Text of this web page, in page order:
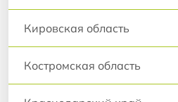
Кировская область
Костромская область